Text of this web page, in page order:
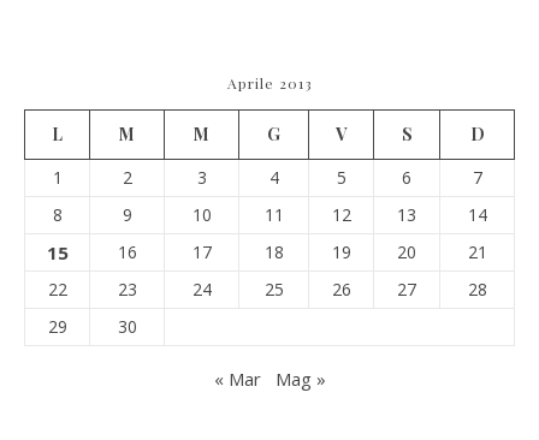
Aprile 2013
L M M G V S
D
1
2 3 4 5 6
7
8
9 10 11 12 13 14
15 16 17 18 19 20
21
22
23 24 25 26 27
28
29
30
« Mar Mag »